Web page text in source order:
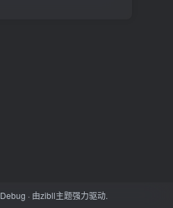
Debug · 由zibll主题强力驱动.